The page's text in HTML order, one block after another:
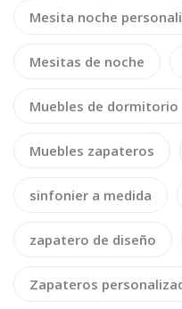
Mesita noche
Mesitas de noche
Muebles de dormitorio
Muebles zapateros
sinfonier a medida
zapatero de diseño
Zapateros